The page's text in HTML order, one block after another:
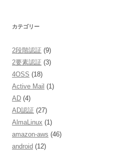
カテゴリー
2段階認証 (9)
2要素認証 (3)
4OSS (18)
Active Mail (1)
AD (4)
AD認証 (27)
AlmaLinux (1)
amazon-aws (46)
android (12)